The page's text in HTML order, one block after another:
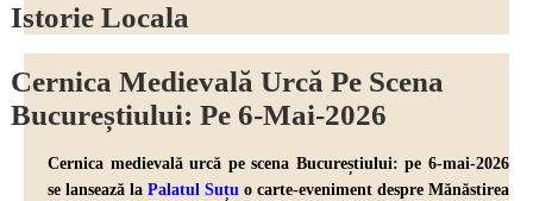
Istorie Locala
Cernica Medievală Urcă Pe Scena
Bucureștiului: Pe 6-Mai-2026
Cernica medievală urcă pe scena Bucureștiului: pe 6-mai-2026
se lansează la Palatul Suțu o carte-eveniment despre Mănăstirea